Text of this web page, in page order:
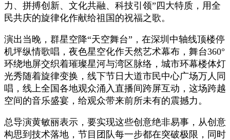
力、拼搏创新、文化共融、科技引领”四大特质，用全
民共庆的旋律化作献给祖国的祝福之歌。
演出当晚，群星空降“天空舞台”，在深圳中轴线顶楼停
机坪纵情歌唱，夜色星空化作天然艺术幕布，舞台360°
环绕地屏交织着璀璨星河与湾区脉络，城市环幕楼体灯
光秀随着旋律变换，线下节日大道市民中心广场万人同
唱，线上全国各地观众涌入直播间跨屏互动，这场跨越
空间的音乐盛宴，给观众带来前所未有的震撼力。
总导演黄敏丽表示，要实现这些创意绝非易事，从创意
构思到技术落地，节目团队每一步都在突破极限，同时